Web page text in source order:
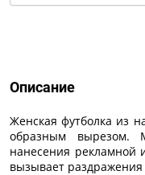
Описание
Женская футболка из
образным вырезом.
нанесения рекламной
вызывает